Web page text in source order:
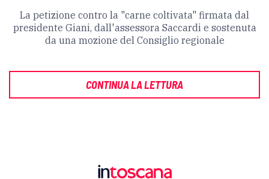
La petizione contro la "carne coltivata" firmata dal
presidente Giani, dall'assessora Saccardi e sostenuta
da una mozione del Consiglio regionale
CONTINUA LA LETTURA